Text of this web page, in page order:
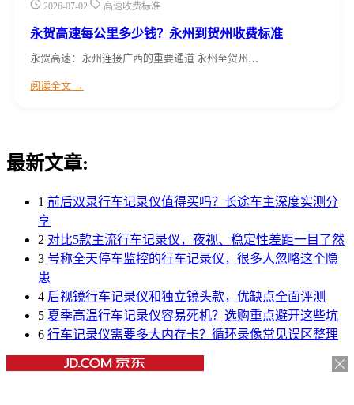
2026-07-02 高速收费标准
永贺高速每公里多少钱？永州到贺州收费标准
永贺高速：永州连接广西的重要通道 永州至贺州…
阅读全文 →
最新文章:
1 前后双录行车记录仪值得买吗？长途车主深度实测分
享
2 对比5款主流行车记录仪，夜视、稳定性差距一目了然
3 号称全天停车监控的行车记录仪，很多人忽略这个隐
患
4 后视镜行车记录仪和独立镜头款，优缺点全面评测
5 夏季高温行车记录仪容易死机？选购重点避开这些坑
6 行车记录仪需要多大内存卡？循环录像常见误区整理